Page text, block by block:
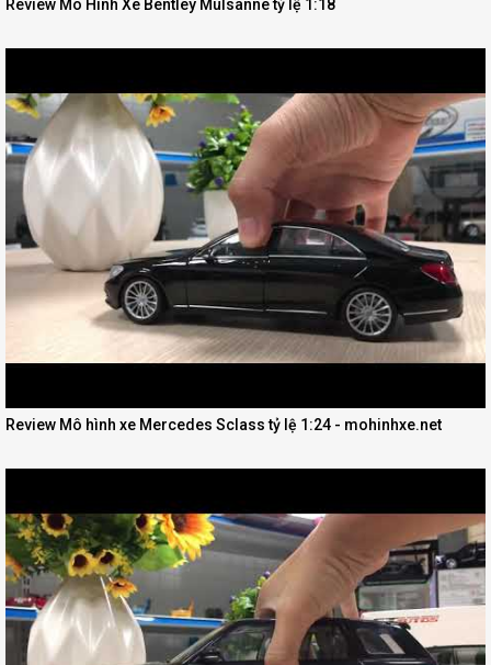
Review Mô Hình Xe Bentley Mulsanne tỷ lệ 1:18
Review Mô hình xe Mercedes Sclass tỷ lệ 1:24 - mohinhxe.net